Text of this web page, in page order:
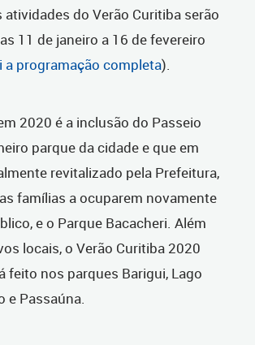
atividades do Verão Curitiba serão
11 de janeiro a 16 de fevereiro
a programação completa).
2020 é a inclusão do Passeio
parque da cidade e que em
revitalizado pela Prefeitura,
famílias a ocuparem novamente
e o Parque Bacacheri. Além
locais, o Verão Curitiba 2020
feito nos parques Barigui, Lago
e Passaúna.